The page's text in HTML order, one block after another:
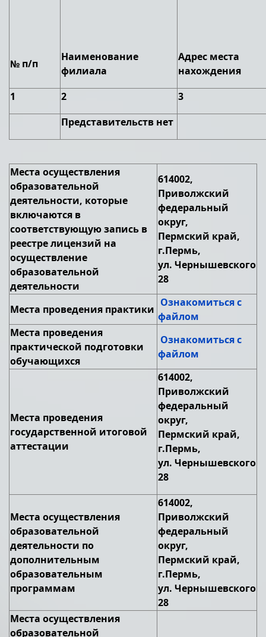
№ п/п
Наименование
филиала
Адрес места
нахождения
1
2
3
Представительств нет
Места осуществления
образовательной
деятельности, которые
включаются в
соответствующую запись в
реестре лицензий на
осуществление
образовательной
деятельности
614002,
Приволжский
федеральный
округ,
Пермский край,
г.Пермь,
ул. Чернышевского
28
Места проведения практики
Ознакомиться с
файлом
Места проведения
практической подготовки
обучающихся
Ознакомиться с
файлом
Места проведения
государственной итоговой
аттестации
614002,
Приволжский
федеральный
округ,
Пермский край,
г.Пермь,
ул. Чернышевского
28
Места осуществления
образовательной
деятельности по
дополнительным
образовательным
программам
614002,
Приволжский
федеральный
округ,
Пермский край,
г.Пермь,
ул. Чернышевского
28
Места осуществления
образовательной